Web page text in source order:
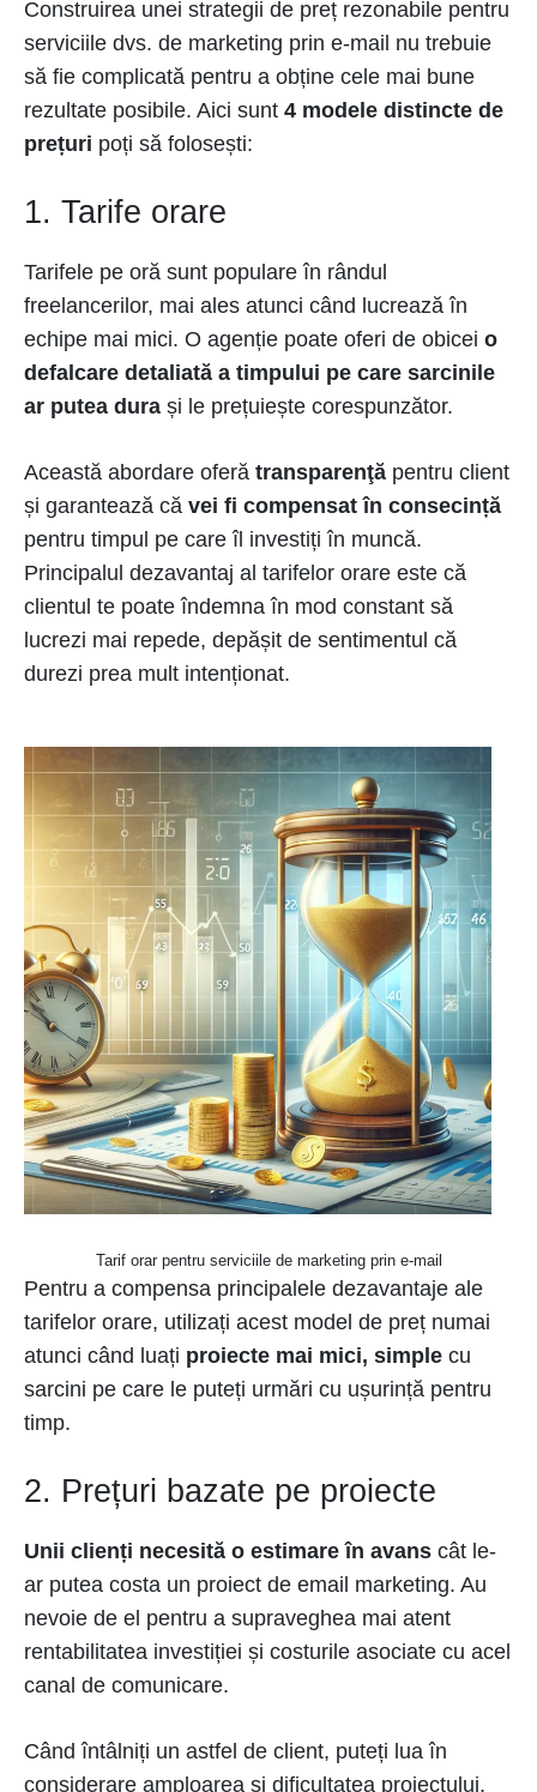
Construirea unei strategii de preț rezonabile pentru
serviciile dvs. de marketing prin e-mail nu trebuie
să fie complicată pentru a obține cele mai bune
rezultate posibile. Aici sunt 4 modele distincte de
prețuri poți să folosești:
1. Tarife orare
Tarifele pe oră sunt populare în rândul
freelancerilor, mai ales atunci când lucrează în
echipe mai mici. O agenție poate oferi de obicei o
defalcare detaliată a timpului pe care sarcinile
ar putea dura și le prețuiește corespunzător.
Această abordare oferă transparenţă pentru client
și garantează că vei fi compensat în consecință
pentru timpul pe care îl investiți în muncă.
Principalul dezavantaj al tarifelor orare este că
clientul te poate îndemna în mod constant să
lucrezi mai repede, depășit de sentimentul că
durezi prea mult intenționat.
Tarif orar pentru serviciile de marketing prin e-mail
Pentru a compensa principalele dezavantaje ale
tarifelor orare, utilizați acest model de preț numai
atunci când luați proiecte mai mici, simple cu
sarcini pe care le puteți urmări cu ușurință pentru
timp.
2. Prețuri bazate pe proiecte
Unii clienți necesită o estimare în avans cât le-
ar putea costa un proiect de email marketing. Au
nevoie de el pentru a supraveghea mai atent
rentabilitatea investiției și costurile asociate cu acel
canal de comunicare.
Când întâlniți un astfel de client, puteți lua în
considerare amploarea și dificultatea proiectului,